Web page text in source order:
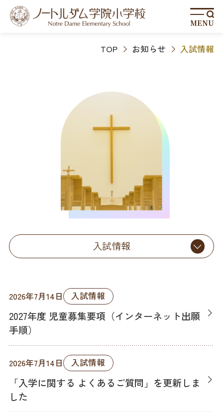
MENU
TOP お知らせ 入試情報
入試情報
2026年7月14日 入試情報
2027年度 児童募集要項（インターネット出願
手順）
2026年7月14日 入試情報
「入学に関する よくあるご質問」を更新しま
した